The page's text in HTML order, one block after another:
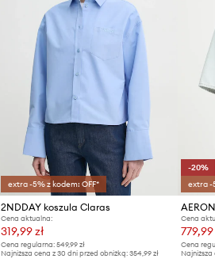
extra -5% z kodem: OFF*
2NDDAY koszula Claras
Cena aktualna:
319,99 zł
Cena regularna:549,99 zł
Najniższa cena z 30 dni przed obniżką:354,99 zł
-20%
extra -
Cena
779,99
Cena
Najniższa